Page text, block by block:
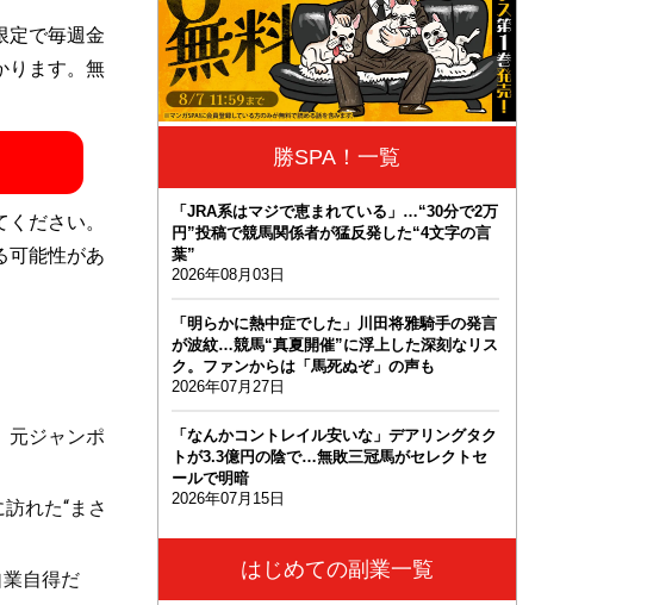
定で毎週金
ります。無
ださい。
可能性があ
元ジャンポ
れた“まさ
自得だ
勝SPA！一覧
「JRA系はマジで恵まれている」…“30分で2万
円”投稿で競馬関係者が猛反発した“4文字の言
葉”
2026年08月03日
「明らかに熱中症でした」川田将雅騎手の発言
が波紋…競馬“真夏開催”に浮上した深刻なリス
ク。ファンからは「馬死ぬぞ」の声も
2026年07月27日
「なんかコントレイル安いな」デアリングタク
トが3.3億円の陰で…無敗三冠馬がセレクトセ
ールで明暗
2026年07月15日
はじめての副業一覧